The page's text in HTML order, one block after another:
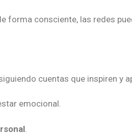
forma consciente, las redes
cuentas que inspiren y
emocional.
.